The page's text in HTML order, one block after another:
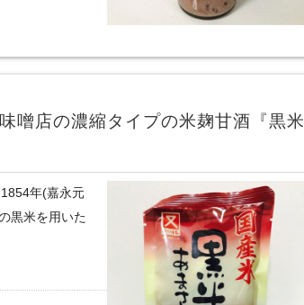
噌店の濃縮タイプの米麹甘酒『黒米
年(嘉永元
黒米を用いた